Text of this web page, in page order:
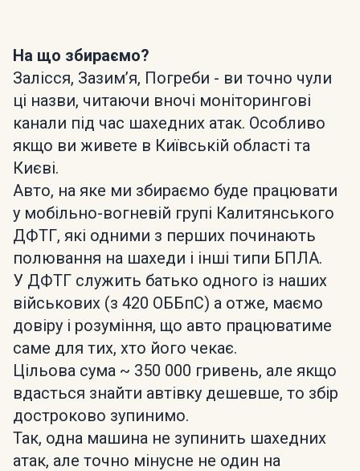
На що збираємо?
Залісся, Зазимʼя, Погреби - ви точно чули
ці назви, читаючи вночі моніторингові
канали під час шахедних атак. Особливо
якщо ви живете в Київській області та
Києві.
Авто, на яке ми збираємо буде працювати
у мобільно-вогневій групі Калитянського
ДФТГ, які одними з перших починають
полювання на шахеди і інші типи БПЛА.
У ДФТГ служить батько одного із наших
військових (з 420 ОББпС) а отже, маємо
довіру і розуміння, що авто працюватиме
саме для тих, хто його чекає.
Цільова сума ~ 350 000 гривень, але якщо
вдасться знайти автівку дешевше, то збір
достроково зупинимо.
Так, одна машина не зупинить шахедних
атак, але точно мінусне не один на